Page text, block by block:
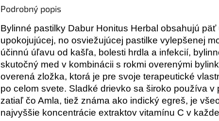
Podrobný popis
Bylinné pastilky Dabur Honitus Herbal obsahujú
upokojujúcej, no osviežujúcej pastilke vylepšenej
účinnú úľavu od kašľa, bolesti hrdla a infekcií,
skutočný med v kombinácii s rokmi overenými
overená zložka, ktorá je pre svoje terapeutické
po celom svete. Sladké drievko sa široko používa
zatiaľ čo Amla, tiež známa ako indický egreš, je
najvyššie koncentrácie extraktov vitamínu C v